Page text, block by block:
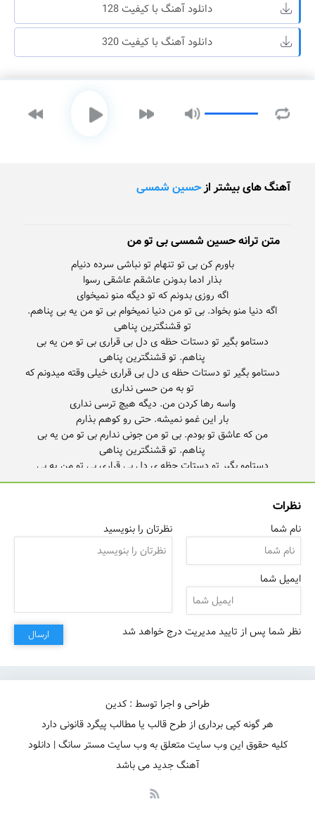
دانلود آهنگ با کیفیت 128
دانلود آهنگ با کیفیت 320
آهنگ های بیشتر ازحسین شمسی
متن ترانه حسین شمسی بی تو من
اگه دنیا منو بخواد. بی تو من دنیا نمیخوام بی تو من یه بی پناهم.
دستامو بگیر تو دستات حظه ی دل بی قراری بی تو من یه بی
دستامو بگیر تو دستات حظه ی دل بی قراری خیلی وقته میدونم که
من که عاشق تو بودم. بی تو من جونی ندارم بی تو من یه بی
دستامو بگیر تو دستات حظه ی دل بی قراری بی تو من یه بی
نظرات
نام شما
ایمیل شما
نظرتان را بنویسید
نظر شما پس از تایید مدیریت درج خواهد شد ارسال
طراحی و اجرا توسط : کدین
هر گونه کپی برداری از طرح قالب یا مطالب پیگرد قانونی دارد
کلیه حقوق این وب سایت متعلق به وب سایت مستر سانگ | دانلود
آهنگ جدید می باشد